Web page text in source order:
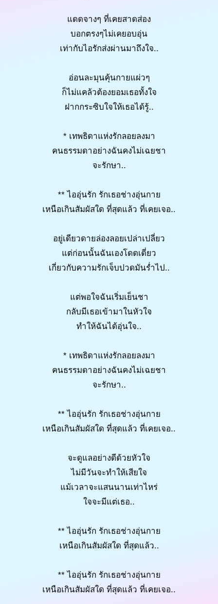
แดดจางๆ ที่เคยสาดส่อง
บอกตรงๆไม่เคยอบอุ่น
เท่ากับไอรักส่งผ่านมาถึงใจ..
อ่อนละมุนคุ้นกายแผ่วๆ
ก็ไม่แคล้วต้องยอมเธอทั้งใจ
ฝากกระซิบใจให้เธอได้รู้..
* เทพธิดาแห่งรักลอยลงมา
คนธรรมดาอย่างฉันคงไม่เฉยชา
จะรักษา..
** ไออุ่นรัก รักเธอช่างอุ่นกาย
เหนือเกินสัมผัสใด ที่สุดแล้ว ที่เคยเจอ..
อยู่เดียวดายล่องลอยเปล่าเปลี่ยว
แต่ก่อนนั้นฉันเองโดดเดี่ยว
เกี่ยวกับความรักเจ็บปวดมันร่ำไป..
แต่พอใจฉันเริ่มเย็นชา
กลับมีเธอเข้ามาในหัวใจ
ทำให้ฉันได้อุ่นใจ..
* เทพธิดาแห่งรักลอยลงมา
คนธรรมดาอย่างฉันคงไม่เฉยชา
จะรักษา..
** ไออุ่นรัก รักเธอช่างอุ่นกาย
เหนือเกินสัมผัสใด ที่สุดแล้ว ที่เคยเจอ..
จะดูแลอย่างดีด้วยหัวใจ
ไม่มีวันจะทำให้เสียใจ
แม้เวลาจะแสนนานเท่าไหร่
ใจจะมีแต่เธอ..
** ไออุ่นรัก รักเธอช่างอุ่นกาย
เหนือเกินสัมผัสใด ที่สุดแล้ว..
** ไออุ่นรัก รักเธอช่างอุ่นกาย
เหนือเกินสัมผัสใด ที่สุดแล้ว ที่เคยเจอ..